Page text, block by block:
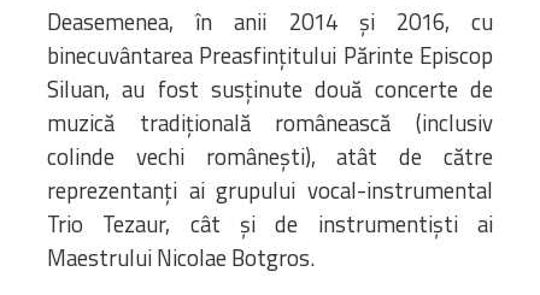
Deasemenea, în anii 2014 și 2016, cu
binecuvântarea Preasfințitului Părinte Episcop
Siluan, au fost susținute două concerte de
muzică tradițională românească (inclusiv
colinde vechi românești), atât de către
reprezentanți ai grupului vocal-instrumental
Trio Tezaur, cât și de instrumentiști ai
Maestrului Nicolae Botgros.